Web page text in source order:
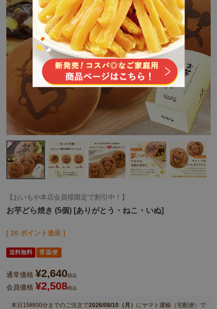
【おいもや本店会員様限定で割引中！】
お芋どら焼き (5個) [ありがとう・ねこ・いぬ]
[ 26 ポイント進呈 ]
送料無料 常温便
通常価格 ¥2,640税込
会員価格 ¥2,508税込
本日 15時00分までのご注文で2026/08/10（月） にヤマト運輸（宅配便） で